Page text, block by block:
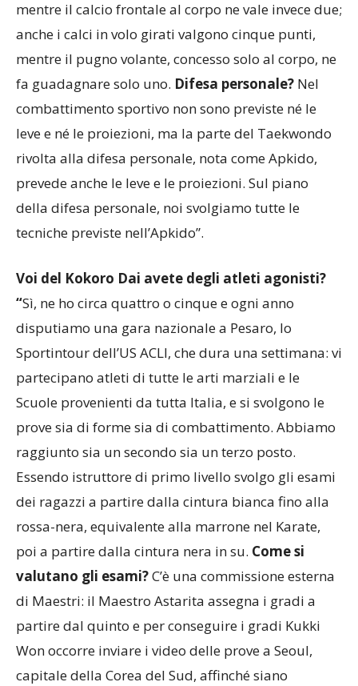
esempio, il calcio volante alla testa ne vale cinque,
mentre il calcio frontale al corpo ne vale invece due;
anche i calci in volo girati valgono cinque punti,
mentre il pugno volante, concesso solo al corpo, ne
fa guadagnare solo uno.Difesa personale?Nel
combattimento sportivo non sono previste né le
leve e né le proiezioni, ma la parte del Taekwondo
rivolta alla difesa personale, nota come Apkido,
prevede anche le leve e le proiezioni. Sul piano
della difesa personale, noi svolgiamo tutte le
Voi del Kokoro Dai avete degli atleti agonisti?
“Sì, ne ho circa quattro o cinque e ogni anno
disputiamo una gara nazionale a Pesaro, lo
Sportintour dell’US ACLI, che dura una settimana: vi
partecipano atleti di tutte le arti marziali e le
Scuole provenienti da tutta Italia, e si svolgono le
prove sia di forme sia di combattimento. Abbiamo
raggiunto sia un secondo sia un terzo posto.
Essendo istruttore di primo livello svolgo gli esami
dei ragazzi a partire dalla cintura bianca fino alla
rossa-nera, equivalente alla marrone nel Karate,
poi a partire dalla cintura nera in su.Come si
valutano gli esami?C’è una commissione esterna
di Maestri: il Maestro Astarita assegna i gradi a
partire dal quinto e per conseguire i gradi Kukki
Won occorre inviare i video delle prove a Seoul,